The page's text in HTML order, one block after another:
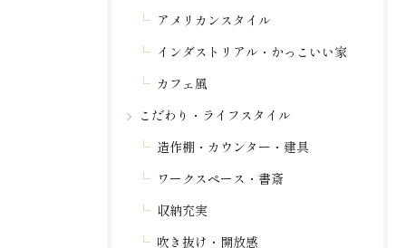
アメリカンスタイル
インダストリアル・かっこいい家
カフェ風
こだわり・ライフスタイル
造作棚・カウンター・建具
ワークスペース・書斎
収納充実
吹き抜け・開放感